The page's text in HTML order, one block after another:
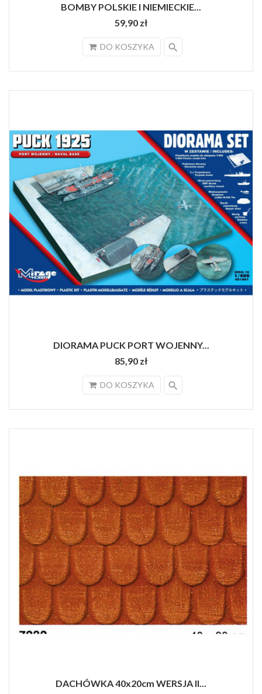
BOMBY POLSKIE I NIEMIECKIE...
59,90 zł
DO KOSZYKA search
DIORAMA PUCK PORT WOJENNY...
85,90 zł
DO KOSZYKA search
DACHÓWKA 40x20cm WERSJA II...